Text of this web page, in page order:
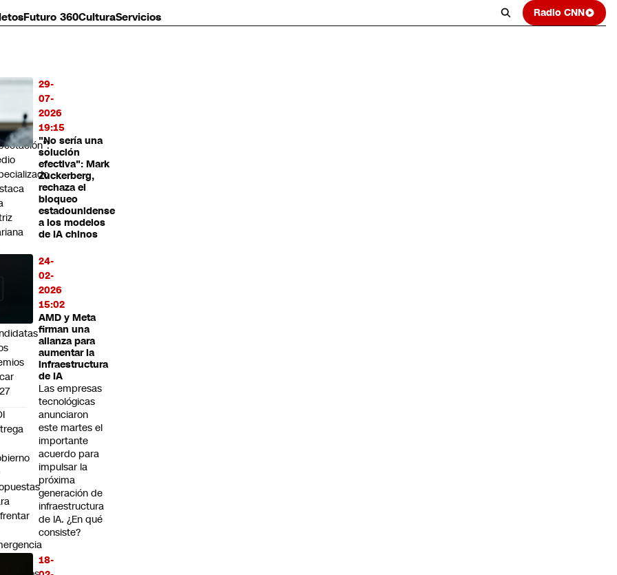
Futuro 360CulturaServicios Radio CNN
29-
07-
2026
19:15
"No sería una
solución
efectiva": Mark
Zuckerberg,
rechaza el
bloqueo
estadounidense
a los modelos
de IA chinos
24-
02-
2026
15:02
AMD y Meta
firman una
alianza para
aumentar la
infraestructura
de IA
Las empresas
tecnológicas
anunciaron
este martes el
importante
acuerdo para
impulsar la
próxima
generación de
infraestructura
de IA. ¿En qué
consiste?
18-
las